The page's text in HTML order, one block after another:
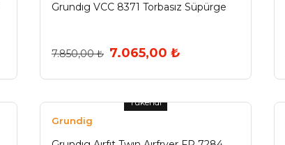
Grundıg VCC 8371 Torbasız Süpürge
7.850,00 ₺ 7.065,00 ₺
Tükendi
Grundig